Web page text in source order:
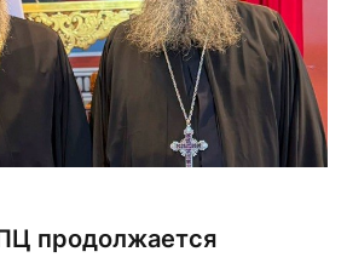
продолжается